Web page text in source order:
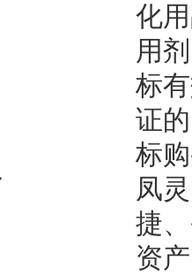
化
用
标
证
标
凤
捷
资